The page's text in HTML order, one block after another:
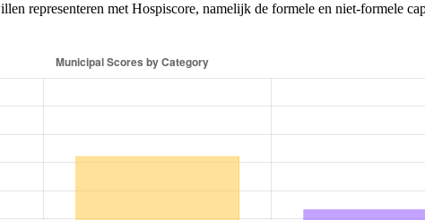
representeren met Hospiscore, namelijk de formele en niet-formele